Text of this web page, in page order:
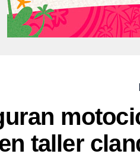
taller